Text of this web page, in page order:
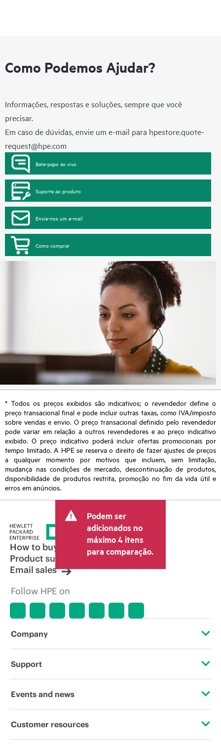
Como Podemos Ajudar?
Informações, respostas e soluções, sempre que você
precisar.
Em caso de dúvidas, envie um e-mail para hpestore.quote-
request@hpe.com
Bate-papo ao vivo
Suporte ao produto
Envie-nos um e-mail
Como comprar
* Todos os preços exibidos são indicativos; o revendedor define o
preço transacional final e pode incluir outras taxas, como IVA/imposto
sobre vendas e envio. O preço transacional definido pelo revendedor
pode variar em relação a outros revendedores e ao preço indicativo
exibido. O preço indicativo poderá incluir ofertas promocionais por
tempo limitado. A HPE se reserva o direito de fazer ajustes de preços
a qualquer momento por motivos que incluem, sem limitação,
mudança nas condições de mercado, descontinuação de produtos,
disponibilidade de produtos restrita, promoção no fim da vida útil e
erros em anúncios.
Podem ser
adicionados no
máximo 4 itens
para comparação.
How to buy
Product support
Email sales
Follow HPE on
Company
About HPE
Corporate responsibility
Support
Operational support services
Events and news
Events
Customer resources